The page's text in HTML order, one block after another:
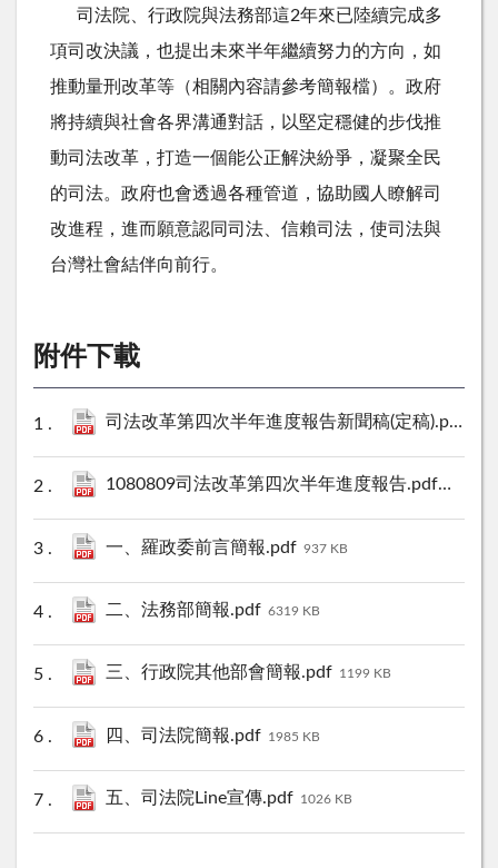
司法院、行政院與法務部這2年來已陸續完成多
項司改決議，也提出未來半年繼續努力的方向，如
推動量刑改革等（相關內容請參考簡報檔）。政府
將持續與社會各界溝通對話，以堅定穩健的步伐推
動司法改革，打造一個能公正解決紛爭，凝聚全民
的司法。政府也會透過各種管道，協助國人瞭解司
改進程，進而願意認同司法、信賴司法，使司法與
台灣社會結伴向前行。
附件下載
司法改革第四次半年進度報告新聞稿(定稿).pdf
1080809司法改革第四次半年進度報告.pdf 2083 KB
一、羅政委前言簡報.pdf 937 KB
二、法務部簡報.pdf 6319 KB
三、行政院其他部會簡報.pdf 1199 KB
四、司法院簡報.pdf 1985 KB
五、司法院Line宣傳.pdf 1026 KB